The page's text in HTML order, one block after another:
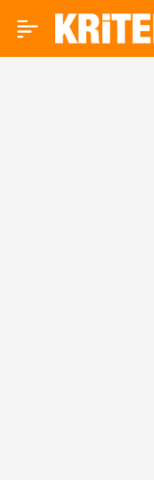
Altıeylül ilmek ilmek